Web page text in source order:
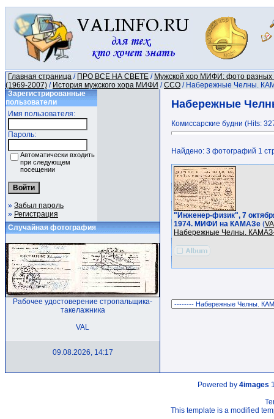
Главная страница / ПРО ВСЕ НА СВЕТЕ / Мужской хор МИФИ: фото разных
(1969-2007) / История мужского хора МИФИ /ССО / Набережные Челны.
Зарегистрированные
пользователи
Имя пользователя:
Пароль:
Автоматически входить
при следующем
посещении
» Забыл пароль
» Регистрация
Случайная фотография
Рабочее удостоверение стропальщика-
такелажника
VAL
09.08.2026, 14:17
Набережные
Комиссарские будни (Hits:
Найдено: 3 фотографий 1
"Инженер-физик", 7
1974. МИФИ на КАМАЗе (
Набережные Челны.
Powered by 4images
This template is a modified